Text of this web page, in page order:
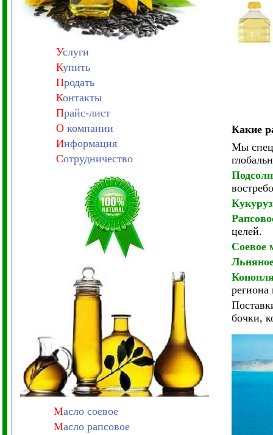
Услуги
Купить
Продать
Контакты
Прайс-лист
Окомпании
Информация
Сотрудничество
Масло соевое
Масло рапсовое
Какие
Мы
целей.
Соевое
региона
бочки,